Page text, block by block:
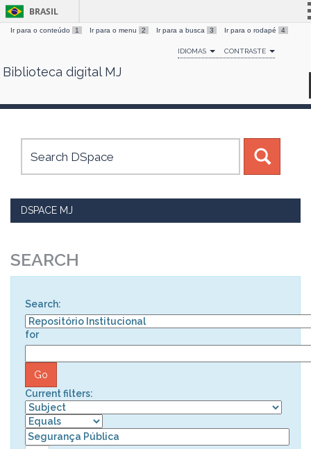
Skip
BRASIL
Simplifique!
Comunica BR
Canais
Ir para o conteúdo 1 Ir para o menu 2 Ir para a busca 3 Ir para o rodapé 4
IDIOMAS CONTRASTE
Biblioteca digital MJ
DSPACE MJ
SEARCH
Search:
for
Current filters: